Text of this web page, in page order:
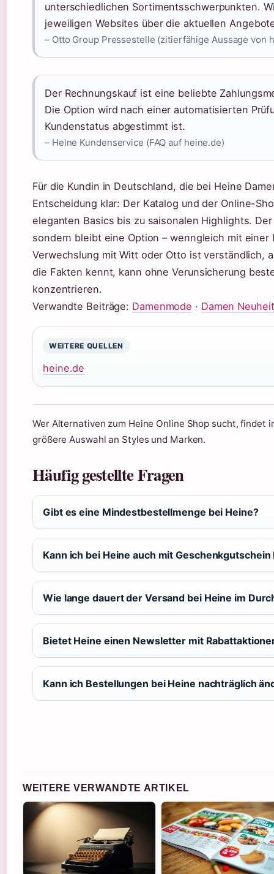
unterschiedlichen Sortimentsschwerpunkten.
jeweiligen Websites über die aktuellen
– Otto Group Pressestelle (zitierfähige Aussage von
Der Rechnungskauf ist eine beliebte
Die Option wird nach einer automatisierten
Kundenstatus abgestimmt ist.
– Heine Kundenservice (FAQ auf heine.de)
Für die Kundin in Deutschland, die bei Heine
Entscheidung klar: Der Katalog und der Online-
eleganten Basics bis zu saisonalen Highlights.
sondern bleibt eine Option – wenngleich mit
Verwechslung mit Witt oder Otto ist verständlich,
die Fakten kennt, kann ohne Verunsicherung
konzentrieren.
Verwandte Beiträge: Damenmode · Damen
WEITERE QUELLEN
heine.de
Wer Alternativen zum Heine Online Shop sucht, findet
größere Auswahl an Styles und Marken.
Häufig gestellte Fragen
Gibt es eine Mindestbestellmenge bei Heine?
Kann ich bei Heine auch mit Geschenkgutschein
Wie lange dauert der Versand bei Heine im
Bietet Heine einen Newsletter mit
Kann ich Bestellungen bei Heine nachträglich
WEITERE VERWANDTE ARTIKEL